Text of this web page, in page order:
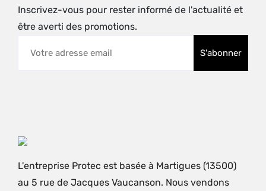
Inscrivez-vous pour rester informé de l'actualité et
être averti des promotions.
L'entreprise Protec est basée à Martigues (13500)
au 5 rue de Jacques Vaucanson. Nous vendons